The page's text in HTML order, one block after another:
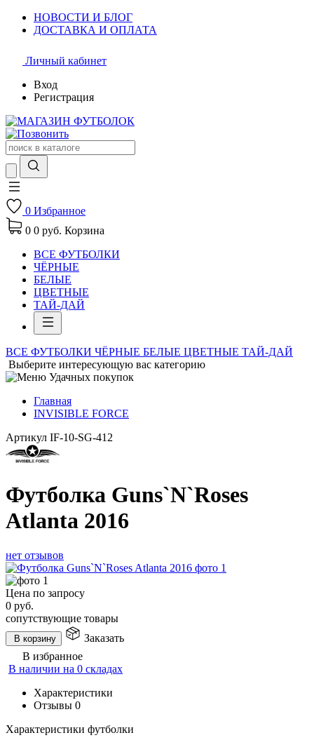
НОВОСТИ И БЛОГ
ДОСТАВКА И ОПЛАТА
Личный кабинет
Вход
Регистрация
0 Избранное
0 0 руб. Корзина
ВСЕ ФУТБОЛКИ
ЧЁРНЫЕ
БЕЛЫЕ
ЦВЕТНЫЕ
ТАЙ-ДАЙ
ВСЕ ФУТБОЛКИ ЧЁРНЫЕ БЕЛЫЕ ЦВЕТНЫЕ ТАЙ-ДАЙ
Выберите интересующую вас категорию
Главная
INVISIBLE FORCE
Артикул IF-10-SG-412
Футболка Guns`N`Roses
Atlanta 2016
нет отзывов
Цена по запросу
0 руб.
сопутствующие товары
В корзину
Заказать
В избранное
В наличии на 0 складах
Характеристики
Отзывы 0
Характеристики футболки